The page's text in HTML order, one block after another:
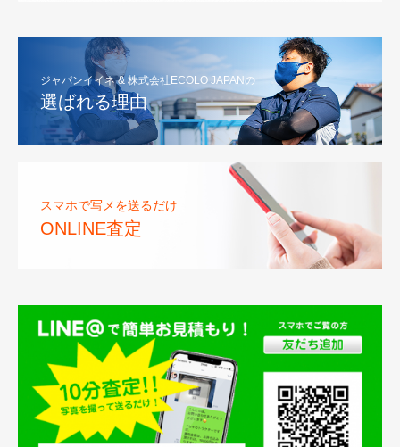
ジャパンイイネ & 株式会社ECOLO JAPANの
選ばれる理由
スマホで写メを送るだけ
ONLINE査定